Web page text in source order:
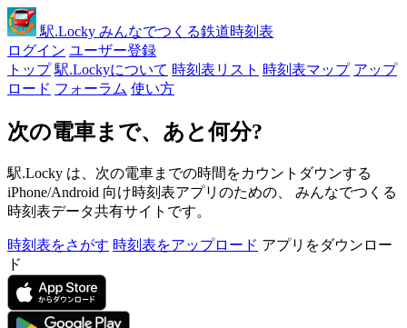
駅.Locky みんなでつくる鉄道時刻表
ログイン ユーザー登録
トップ 駅.Lockyについて 時刻表リスト 時刻表マップ アップ
ロード フォーラム 使い方
次の電車まで、あと何分?
駅.Locky は、次の電車までの時間をカウントダウンする
iPhone/Android 向け時刻表アプリのための、 みんなでつくる
時刻表データ共有サイトです。
時刻表をさがす 時刻表をアップロード アプリをダウンロー
ド